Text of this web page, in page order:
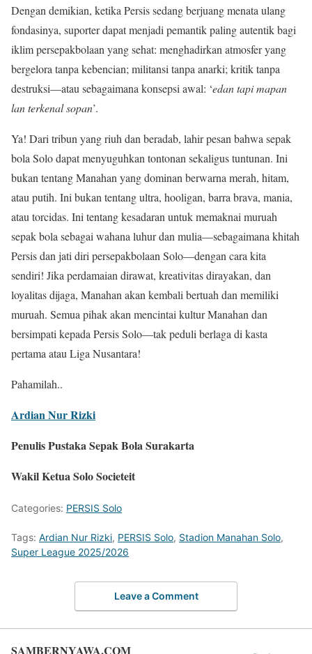
Dengan demikian, ketika Persis sedang berjuang menata ulang
fondasinya, suporter dapat menjadi pemantik paling autentik bagi
iklim persepakbolaan yang sehat: menghadirkan atmosfer yang
bergelora tanpa kebencian; militansi tanpa anarki; kritik tanpa
destruksi—atau sebagaimana konsepsi awal: ‘edan tapi mapan
lan terkenal sopan’.
Ya! Dari tribun yang riuh dan beradab, lahir pesan bahwa sepak
bola Solo dapat menyuguhkan tontonan sekaligus tuntunan. Ini
bukan tentang Manahan yang dominan berwarna merah, hitam,
atau putih. Ini bukan tentang ultra, hooligan, barra brava, mania,
atau torcidas. Ini tentang kesadaran untuk memaknai muruah
sepak bola sebagai wahana luhur dan mulia—sebagaimana khitah
Persis dan jati diri persepakbolaan Solo—dengan cara kita
sendiri! Jika perdamaian dirawat, kreativitas dirayakan, dan
loyalitas dijaga, Manahan akan kembali bertuah dan memiliki
muruah. Semua pihak akan mencintai kultur Manahan dan
bersimpati kepada Persis Solo—tak peduli berlaga di kasta
pertama atau Liga Nusantara!
Pahamilah..
Ardian Nur Rizki
Penulis Pustaka Sepak Bola Surakarta
Wakil Ketua Solo Societeit
Categories: PERSIS Solo
Tags: Ardian Nur Rizki, PERSIS Solo, Stadion Manahan Solo,
Super League 2025/2026
Leave a Comment
SAMBERNYAWA.COM